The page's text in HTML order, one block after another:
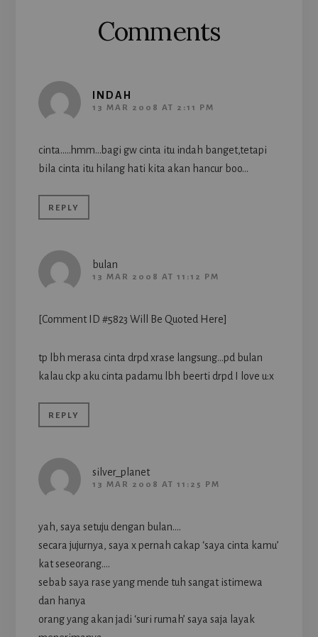
merajuk? Sebelum kita
mengetahui cara untukComments
INDAH
13 MAR 2008 AT 2:11 PM
cinta…..hmm…bagi gw cinta itu indah banget,tetapi
bila cinta itu hilang hati kita akan hancur boo…
REPLY
bulan
13 MAR 2008 AT 11:12 PM
[Comment ID #5823 Will Be Quoted Here]
tp lbh merasa cinta drpd xrase langsung…pd bulan
kalau ckp aku cinta padamu lbh beerti drpd I love u:x
REPLY
silver_planet
13 MAR 2008 AT 11:25 PM
yah, saya setuju dengan bulan….
secara jujurnya, saya x pernah cakap ‘saya cinta kamu’
kat seseorang….
sebab saya rase yang mende tuh sangat istimewa
dan hanya
orang yang akan jadi ‘suri rumah’ saya saja layak